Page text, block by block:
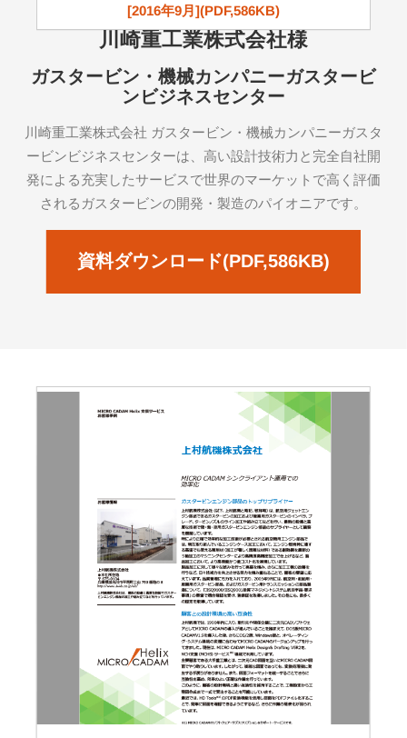
[2016年9月](PDF,586KB)
川崎重工業株式会社様
ガスタービン・機械カンパニーガスタービ
ンビジネスセンター
川崎重工業株式会社 ガスタービン・機械カンパニーガスタ
ービンビジネスセンターは、高い設計技術力と完全自社開
発による充実したサービスで世界のマーケットで高く評価
されるガスタービンの開発・製造のパイオニアです。
資料ダウンロード(PDF,586KB)